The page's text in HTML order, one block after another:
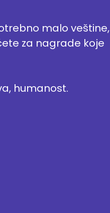
malo veštine,
za nagrade koje
humanost.